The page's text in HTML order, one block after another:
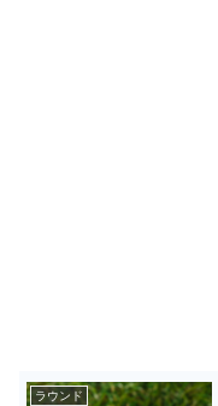
ラウンド